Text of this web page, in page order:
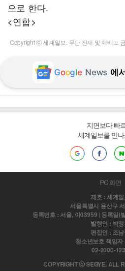
으로 한다.
<연합>
Copyright ⓒ 세계일보. 무단 전재 및 재배포
Google News 에
지면보다 빠
세계일보를 만
PC 화면
제호 : 세계
서울특별시 용산구
등록번호 : 서울, 아03959 | 등록일(
발행인 : 박
편집인 : 조
청소년보호 책임
02-2000-
COPYRIGHT ⓒ SEGYE. ALL